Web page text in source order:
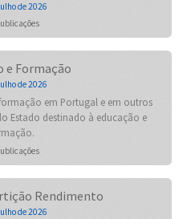
de 2026
e Formação
de 2026
em Portugal e em outros
Estado destinado à educação e
Rendimento
de 2026